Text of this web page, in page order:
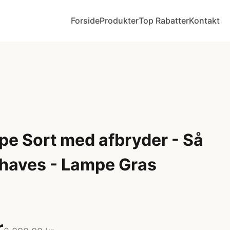
ForsideProdukterTop RabatterKontakt
Sort med afbryder - Så
- Lampe Gras